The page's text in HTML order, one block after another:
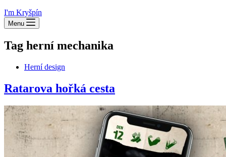
I'm Kryšpín
Menu
Tag herní mechanika
Herní design
Ratarova hořká cesta